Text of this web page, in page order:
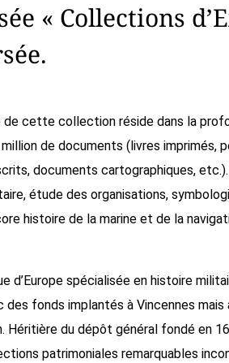
« Collections
de cette collection réside dans la
million de documents (livres imprimés,
documents cartographiques,
étude des organisations,
histoire de la marine et de la
d’Europe spécialisée en histoire
des fonds implantés à Vincennes
du dépôt général fondé en
patrimoniales remarquables